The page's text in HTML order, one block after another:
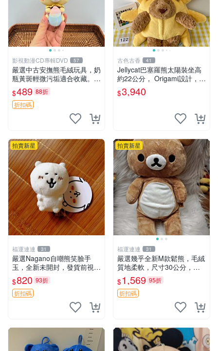
影視動漫CD專輯DVD 57
嚴選中古安撫熊毛絨玩具，奶
瓶黃斑輕微污垢適合收藏。默
認兩日發貨，全國快遞隨機派
送。 成色如圖可放心購買，
輕微瑕疵和臟污不影響使用。
安撫熊 中古玩偶 毛
$489 88折
折扣碼
古色古香 41
Jellycat巴塞羅熊太陽裝坐高
約22公分， Origami設計，來
自越南。嚴選 Recommendat
ion！巴塞羅、 Origami熊、J
$3,940
拍賣新星
福運連連 31
嚴選Nagano自嘲熊笑臉手
玉，全新未開封，發貨前視頻
確認，海南 廣西 貴州 嚴選N
agano自嘲熊笑臉手玉，全新
未開封，發貨前視頻確認，四
$820 93折
折扣碼
拍賣新星
福運連連 31
嚴選幾乎全新M款鬆熊，毛絨
質地柔軟，尺寸30公分，做
工精緻可愛，適合收藏或贈送
親友。中古使用痕跡，手感依
然優良。 鬆熊 嬰熊 毛玩偶
$1,569 95折
折扣碼